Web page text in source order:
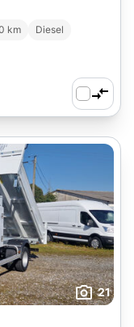
km
Diesel
21